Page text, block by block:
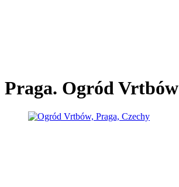
Praga. Ogród Vrtbów